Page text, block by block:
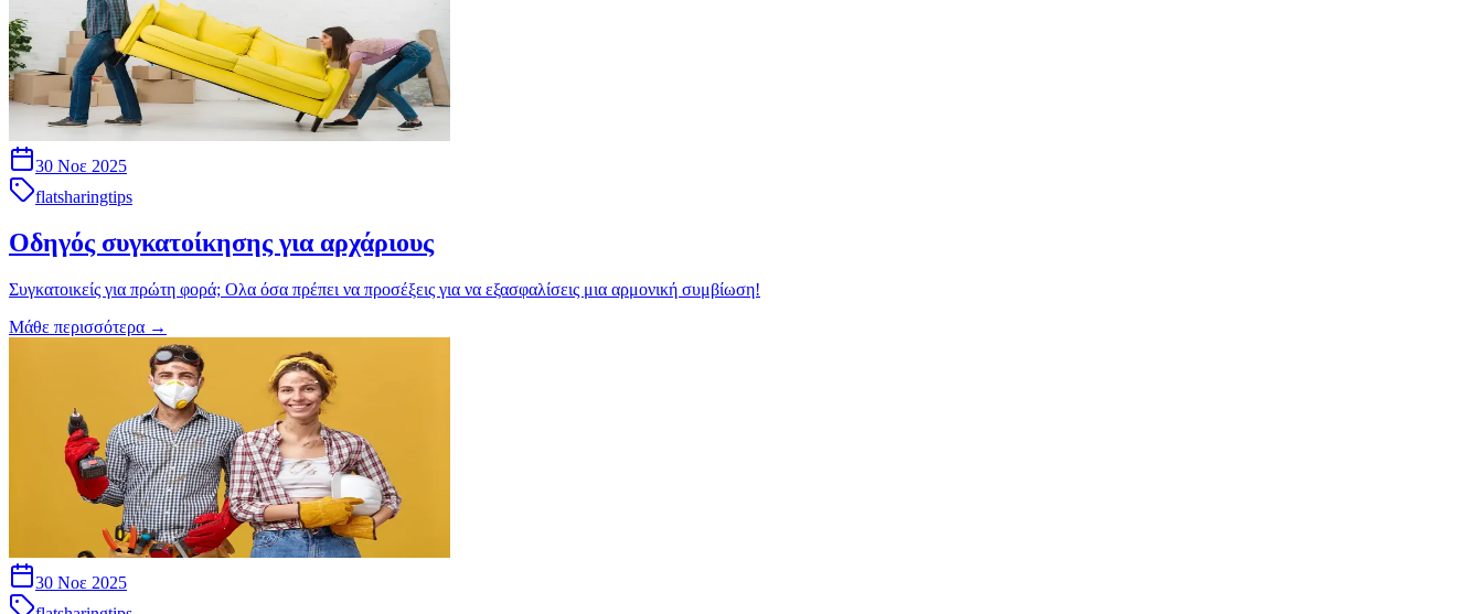
30 Νοε 2025
flatsharingtips
Οδηγός συγκατοίκησης για αρχάριους
Συγκατοικείς για πρώτη φορά; Oλα όσα πρέπει να προσέξεις για να εξασφαλίσεις μια αρμονική συμβίωση!
Μάθε περισσότερα →
30 Νοε 2025